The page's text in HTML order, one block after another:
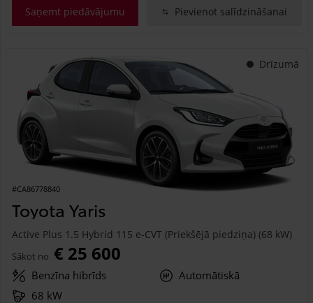
Saņemt piedāvājumu Pievienot salīdzināšanai
Drīzumā
#CA86778840
Toyota Yaris
Active Plus 1.5 Hybrid 115 e-CVT (Priekšējā piedziņa) (68 kW)
Sākot no € 25 600
Benzīna hibrīds
Automātiskā
68 kW